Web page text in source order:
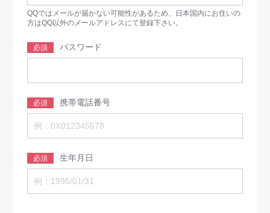
QQではメールが届かない可能性があるため、日本国内にお住いの
方はQQ以外のメールアドレスにて登録下さい。
必須 パスワード
必須 携帯電話番号
必須 生年月日